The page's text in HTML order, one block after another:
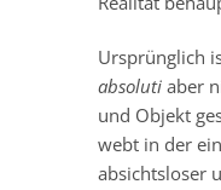
Ursprünglich
absoluti aber
und Objekt
webt in der
absichtsloser